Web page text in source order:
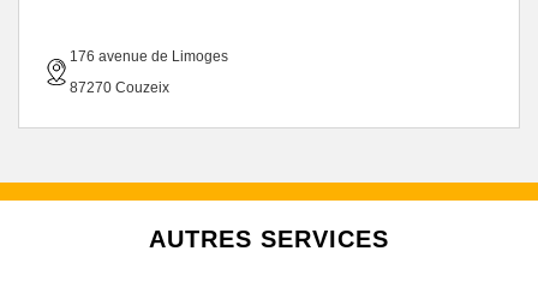
176 avenue de Limoges
87270 Couzeix
AUTRES SERVICES